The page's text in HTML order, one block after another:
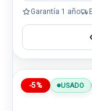
Garantía 1 año
-5% USADO